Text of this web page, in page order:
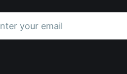
your email